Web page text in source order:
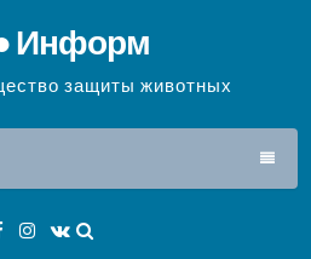
Информ
защиты животных
Facebook
Instagram
VK